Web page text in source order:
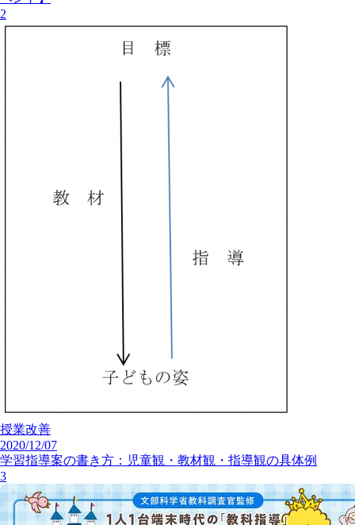
2
授業改善
2020/12/07
学習指導案の書き方：児童観・教材観・指導観の具体例
3